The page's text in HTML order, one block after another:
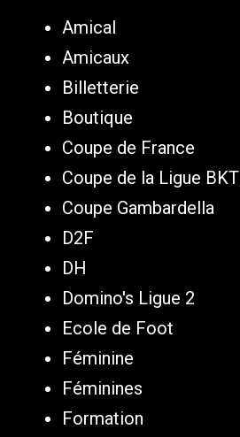
Amical
Amicaux
Billetterie
Boutique
Coupe de France
Coupe de la Ligue BKT
Coupe Gambardella
D2F
DH
Domino's Ligue 2
Ecole de Foot
Féminine
Féminines
Formation